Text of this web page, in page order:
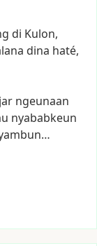
di Kulon,
dina haté,
ngeunaan
nyababkeun